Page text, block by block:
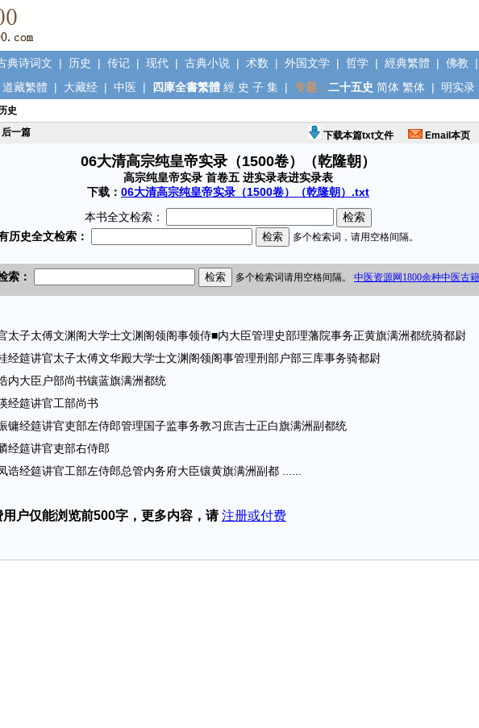
典诗词文 | 历史 | 传记 | 现代 | 古典小说 | 术数 | 外国文学 | 哲学 | 經典繁體 | 佛教 |
道藏繁體 | 大藏经 | 中医 | 四庫全書繁體 經 史 子 集 | 专题： 二十五史 简体 繁体 | 明实录
史
后一篇 下载本篇txt文件 Email本页
06大清高宗纯皇帝实录（1500卷）（乾隆朝）
高宗纯皇帝实录 首卷五 进实录表进实录表
下载： 06大清高宗纯皇帝实录（1500卷）（乾隆朝）.txt
本书全文检索：
太傅文渊阁大学士文渊阁领阁事领侍■内大臣管理史部理藩院事务正黄旗满洲都统骑都尉
讲官太子太傅文华殿大学士文渊阁领阁事管理刑部户部三库事务骑都尉
臣户部尚书镶蓝旗满洲都统
筵讲官工部尚书
筵讲官吏部左侍郎管理国子监事务教习庶吉士正白旗满洲副都统
讲官吏部右侍郎
筵讲官工部左侍郎总管内务府大臣镶黄旗满洲副都 ......
户仅能浏览前500字，更多内容，请 注册或付费